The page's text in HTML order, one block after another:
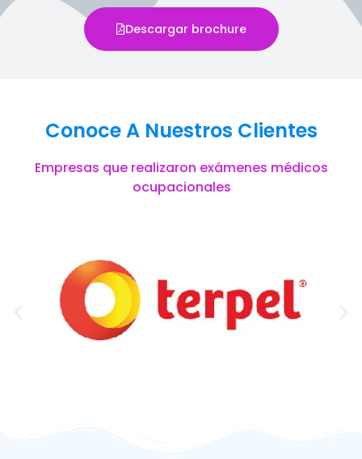
Descargar brochure
Conoce A Nuestros Clientes
Empresas que realizaron exámenes médicos
ocupacionales